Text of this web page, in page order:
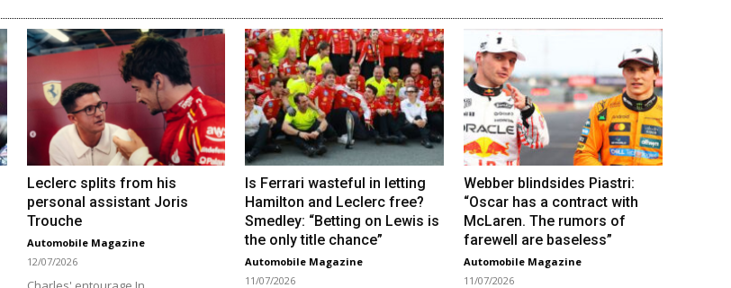
Leclerc splits from his
personal assistant Joris
Trouche
Automobile Magazine
12/07/2026
Is Ferrari wasteful in letting
Hamilton and Leclerc free?
Smedley: “Betting on Lewis is
the only title chance”
Automobile Magazine
11/07/2026
Webber blindsides Piastri:
“Oscar has a contract with
McLaren. The rumors of
farewell are baseless”
Automobile Magazine
11/07/2026